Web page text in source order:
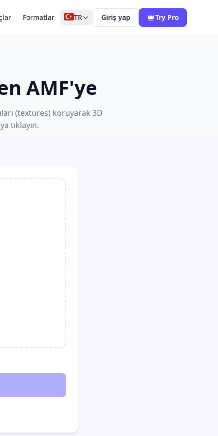
Formatlar TR Giriş yap Try Pro
AMF'ye
(textures) koruyarak 3D
tıklayın.